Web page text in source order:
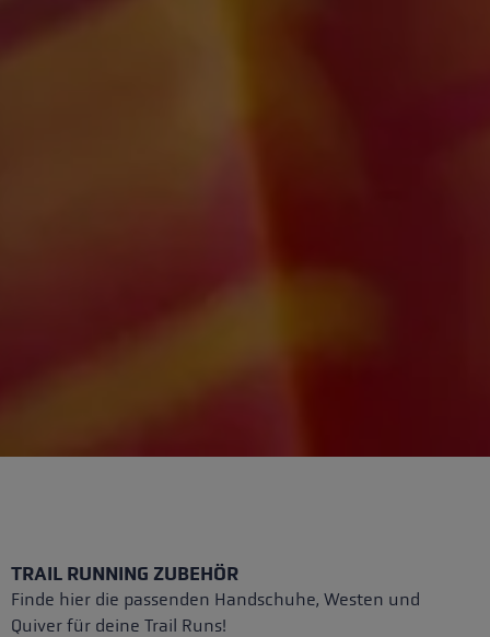
TRAIL RUNNING ZUBEHÖR
Finde hier die passenden Handschuhe, Westen und
Quiver für deine Trail Runs!